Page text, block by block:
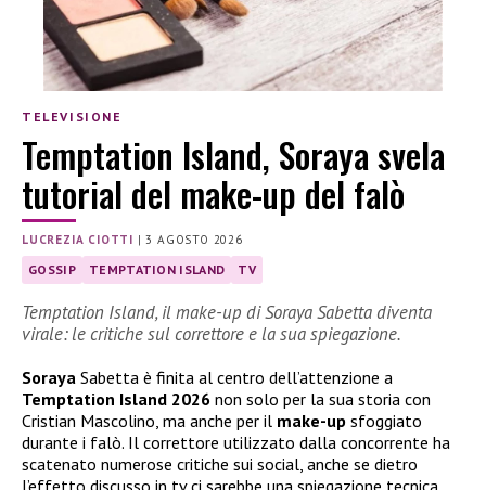
TELEVISIONE
Temptation Island, Soraya svela
tutorial del make-up del falò
LUCREZIA CIOTTI |3 AGOSTO 2026
GOSSIP TEMPTATION ISLAND TV
Temptation Island, il make-up di Soraya Sabetta diventa
virale: le critiche sul correttore e la sua spiegazione.
Soraya Sabetta è finita al centro dell’attenzione a
Temptation Island 2026 non solo per la sua storia con
Cristian Mascolino, ma anche per il make-up sfoggiato
durante i falò. Il correttore utilizzato dalla concorrente ha
scatenato numerose critiche sui social, anche se dietro